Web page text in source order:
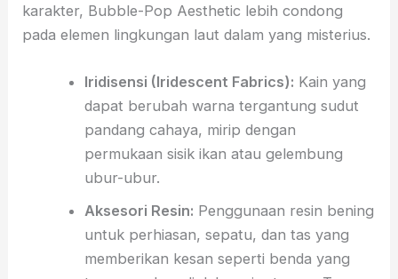
karakter, Bubble-Pop Aesthetic lebih condong
pada elemen lingkungan laut dalam yang misterius.
Iridisensi (Iridescent Fabrics): Kain yang
dapat berubah warna tergantung sudut
pandang cahaya, mirip dengan
permukaan sisik ikan atau gelembung
ubur-ubur.
Aksesori Resin: Penggunaan resin bening
untuk perhiasan, sepatu, dan tas yang
memberikan kesan seperti benda yang